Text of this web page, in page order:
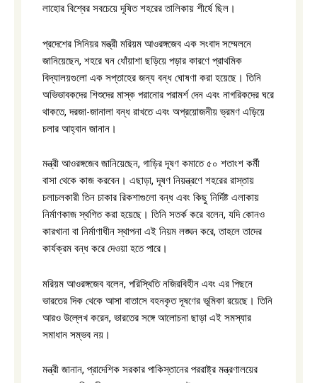
লাহোর বিশ্বের সবচেয়ে দূষিত শহরের তালিকায় শীর্ষে ছিল।
প্রদেশের সিনিয়র মন্ত্রী মরিয়ম আওরঙ্গজেব এক সংবাদ সম্মেলনে
জানিয়েছেন, শহরে ঘন ধোঁয়াশা ছড়িয়ে পড়ার কারণে প্রাথমিক
বিদ্যালয়গুলো এক সপ্তাহের জন্য বন্ধ ঘোষণা করা হয়েছে। তিনি
অভিভাবকদের শিশুদের মাস্ক পরানোর পরামর্শ দেন এবং নাগরিকদের ঘরে
থাকতে, দরজা-জানালা বন্ধ রাখতে এবং অপ্রয়োজনীয় ভ্রমণ এড়িয়ে
চলার আহ্বান জানান।
মন্ত্রী আওরঙ্গজেব জানিয়েছেন, গাড়ির দূষণ কমাতে ৫০ শতাংশ কর্মী
বাসা থেকে কাজ করবেন। এছাড়া, দূষণ নিয়ন্ত্রণে শহরের রাস্তায়
চলাচলকারী তিন চাকার রিকশাগুলো বন্ধ এবং কিছু নির্দিষ্ট এলাকায়
নির্মাণকাজ স্থগিত করা হয়েছে। তিনি সতর্ক করে বলেন, যদি কোনও
কারখানা বা নির্মাণাধীন স্থাপনা এই নিয়ম লঙ্ঘন করে, তাহলে তাদের
কার্যক্রম বন্ধ করে দেওয়া হতে পারে।
মরিয়ম আওরঙ্গজেব বলেন, পরিস্থিতি নজিরবিহীন এবং এর পিছনে
ভারতের দিক থেকে আসা বাতাসে বহনকৃত দূষণের ভূমিকা রয়েছে। তিনি
আরও উল্লেখ করেন, ভারতের সঙ্গে আলোচনা ছাড়া এই সমস্যার
সমাধান সম্ভব নয়।
মন্ত্রী জানান, প্রাদেশিক সরকার পাকিস্তানের পররাষ্ট্র মন্ত্রণালয়ের